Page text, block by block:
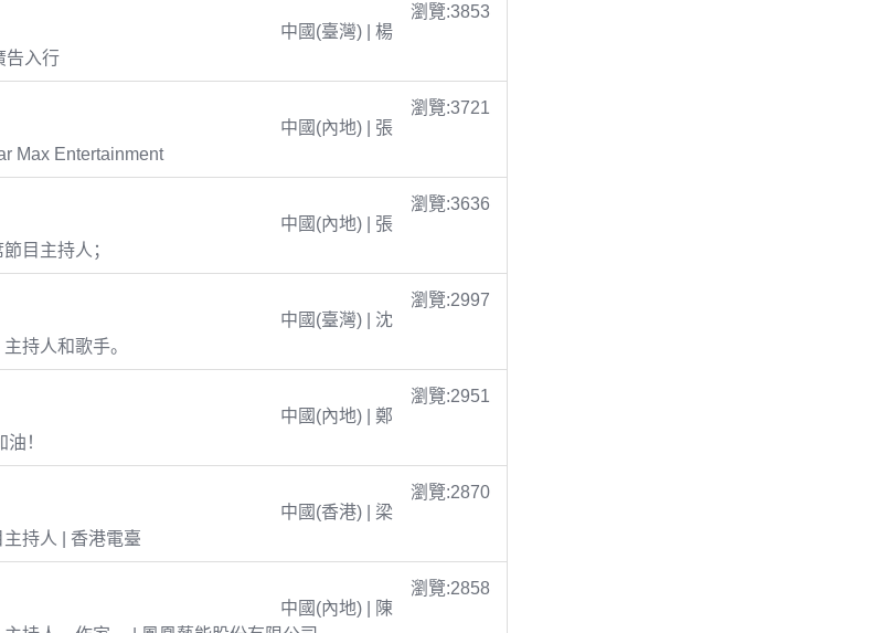
瀏覽:3853
中國(臺灣) | 楊
告入行
瀏覽:3721
中國(內地) | 張
Max Entertainment
瀏覽:3636
中國(內地) | 張
目主持人；
瀏覽:2997
中國(臺灣) | 沈
持人和歌手。
瀏覽:2951
中國(內地) | 鄭
！
瀏覽:2870
中國(香港) | 梁
持人 | 香港電臺
瀏覽:2858
中國(內地) | 陳